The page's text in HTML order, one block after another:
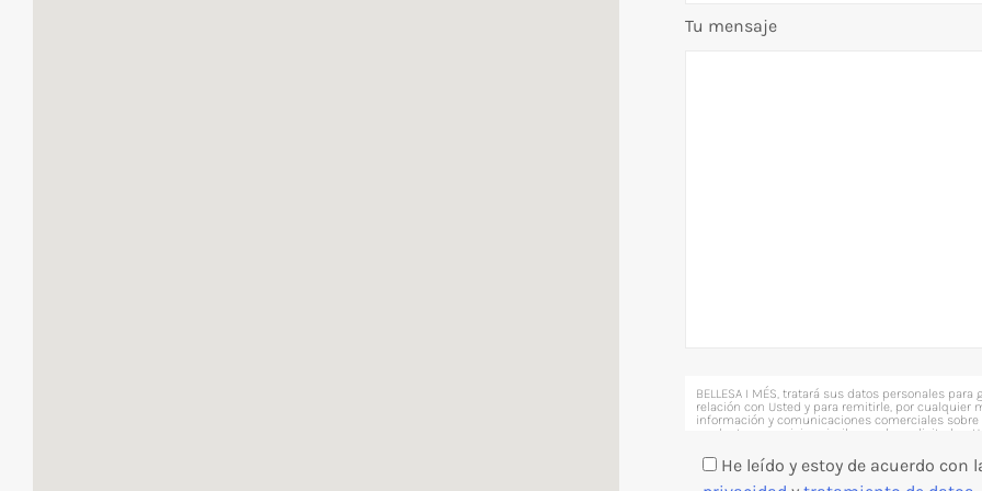
Tu mensaje
BELLESA I MÉS, tratará sus datos personales para
relación con Usted y para remitirle, por cualquier
información y comunicaciones comerciales
productos y servicios similares a los solicitados.
derechos, como se explica en nuestra política de
He leído y estoy de acuerdo con